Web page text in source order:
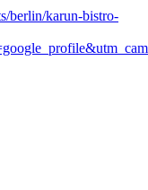
berlin/karun-bistro-